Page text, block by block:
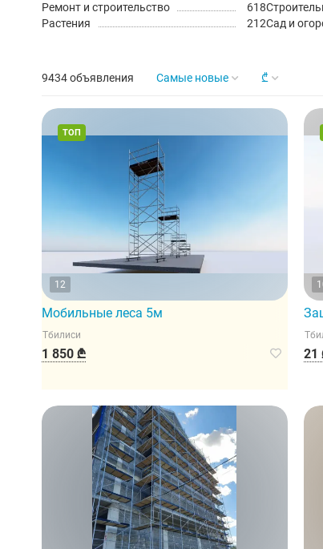
Ремонт и строительство
618
Растения
212Сад и
9434 объявления Самые новые ₾
ТОП
12
Мобильные леса 5м
Тбилиси
1 850 ₾ 21